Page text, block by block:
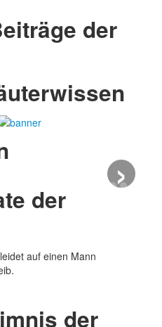
der
›
der
auf einen Mann
der